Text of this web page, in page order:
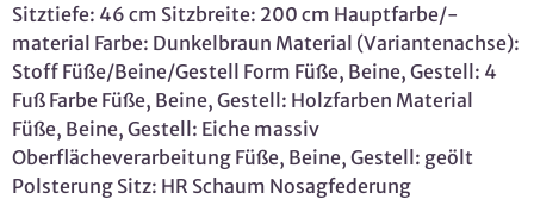
Sitztiefe: 46 cm Sitzbreite: 200 cm Hauptfarbe/-
material Farbe: Dunkelbraun Material (Variantenachse):
Stoff Füße/Beine/Gestell Form Füße, Beine, Gestell: 4
Fuß Farbe Füße, Beine, Gestell: Holzfarben Material
Füße, Beine, Gestell: Eiche massiv
Oberflächeverarbeitung Füße, Beine, Gestell: geölt
Polsterung Sitz: HR Schaum Nosagfederung